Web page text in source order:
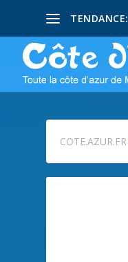
TENDANCE:
COTE.AZUR.FR